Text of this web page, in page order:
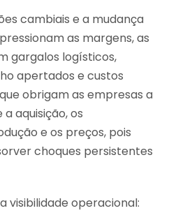
cambiais e a mudança
as margens, as
gargalos logísticos,
apertados e custos
obrigam as empresas a
aquisição, os
e os preços, pois
choques persistentes
visibilidade operacional: